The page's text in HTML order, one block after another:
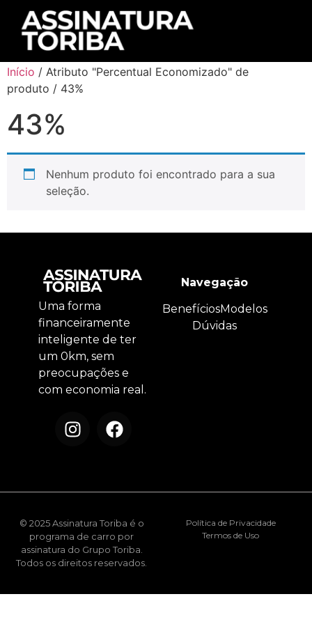
Início / Atributo "Percentual Economizado" de
produto / 43%
43%
Nenhum produto foi encontrado para a sua
seleção.
Uma forma
financeiramente
inteligente de ter
um 0km, sem
preocupações e
com economia real.
Navegação
BenefíciosModelos
Dúvidas
© 2025 Assinatura Toriba é o
programa de carro por
assinatura do Grupo Toriba.
Todos os direitos reservados.
Política de Privacidade
Termos de Uso